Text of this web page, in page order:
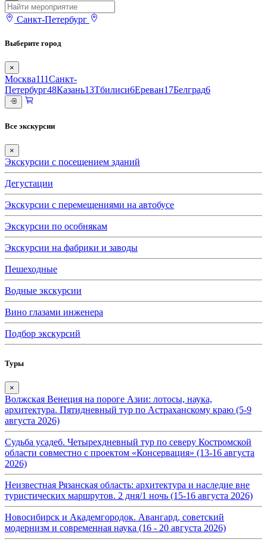
Санкт-Петербург
Выберите город
×
Москва111Санкт-
Петербург48Казань13Тбилиси6Ереван17Белград6
Все экскурсии
×
Экскурсии с посещением зданий
Дегустации
Экскурсии с перемещениями на автобусе
Экскурсии по особнякам
Экскурсии на фабрики и заводы
Пешеходные
Водные экскурсии
Вино глазами инженера
Подбор экскурсий
Туры
×
Волжская Венеция на пороге Азии: лотосы, наука,
архитектура. Пятидневный тур по Астраханскому краю (5-9
августа 2026)
Судьба усадеб. Четырехдневный тур по северу Костромской
области совместно с проектом «Консервация» (13-16 августа
2026)
Неизвестная Рязанская область: архитектура и наследие вне
туристических маршрутов. 2 дня/1 ночь (15-16 августа 2026)
Новосибирск и Академгородок. Авангард, советский
модернизм и современная наука (16 - 20 августа 2026)